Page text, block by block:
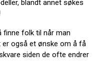
blandt annet søkes
finne folk til når man
også et ønske om å få
siden de ofte endrer